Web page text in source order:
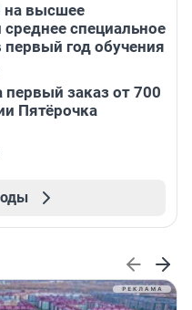
на высшее
специальное
первый год обучения
первый заказ от 700
Пятёрочка